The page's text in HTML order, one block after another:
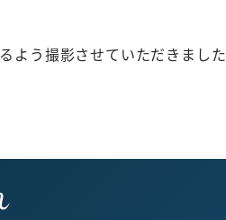
よう撮影させていただきました